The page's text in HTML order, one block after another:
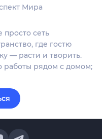
Мира
сеть
где гостю
— расти и творить.
работы рядом с домом;